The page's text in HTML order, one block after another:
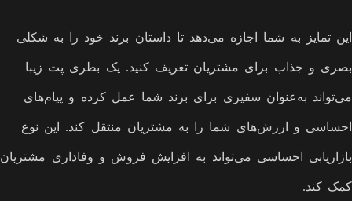
این تمایز به شما اجازه می‌دهد تا داستان برند خود را به شکلی
بصری و جذاب برای مشتریان تعریف کنید. یک بطری پت زیبا
می‌تواند به‌عنوان سفیری برای برند شما عمل کرده و پیام‌های
احساسی و ارزش‌های شما را به مشتریان منتقل کند. این نوع
بازاریابی احساسی می‌تواند به افزایش فروش و وفاداری مشتریان
کمک کند.